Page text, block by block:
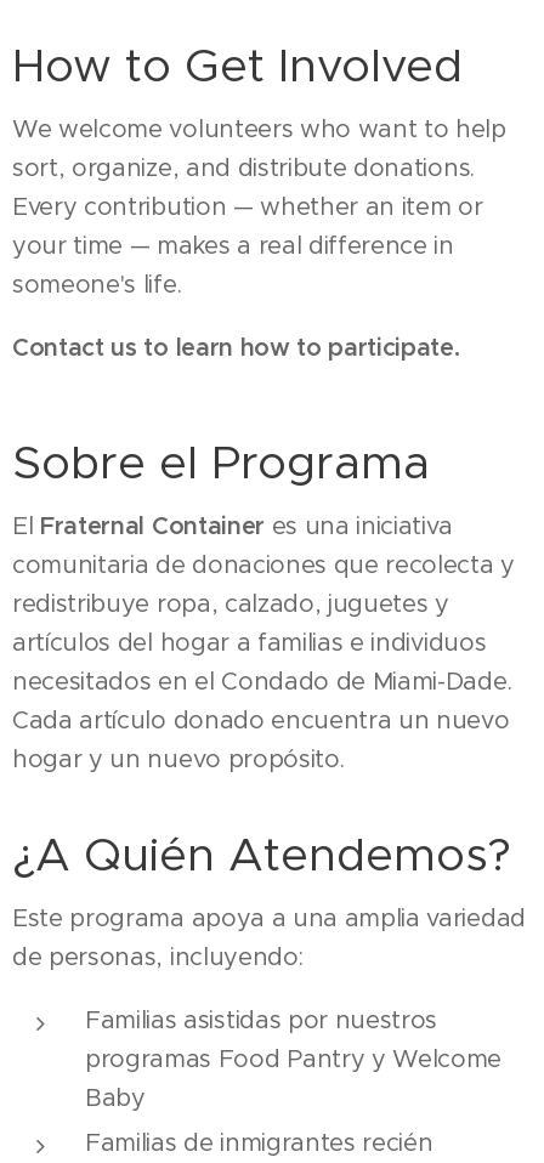
How to Get Involved
We welcome volunteers who want to help
sort, organize, and distribute donations.
Every contribution — whether an item or
your time — makes a real difference in
someone's life.
Contact us to learn how to participate.
Sobre el Programa
El Fraternal Container es una iniciativa
comunitaria de donaciones que recolecta y
redistribuye ropa, calzado, juguetes y
artículos del hogar a familias e individuos
necesitados en el Condado de Miami-Dade.
Cada artículo donado encuentra un nuevo
hogar y un nuevo propósito.
¿A Quién Atendemos?
Este programa apoya a una amplia variedad
de personas, incluyendo:
Familias asistidas por nuestros
programas Food Pantry y Welcome
Baby
Familias de inmigrantes recién